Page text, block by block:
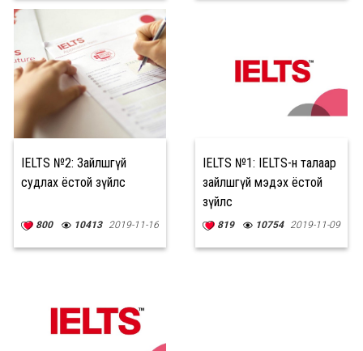
IELTS №2: Зайлшгүй
судлах ёстой зүйлс
800 10413 2019-11-16
IELTS №1: IELTS-н талаар
зайлшгүй мэдэх ёстой
зүйлс
819 10754 2019-11-09